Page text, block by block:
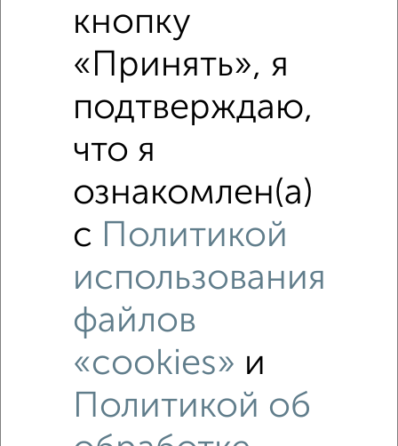
3 150 000₽
5 340 000
Это предложение
Средняя цена по городу
2‑комнатные квартиры недалеко от Октябрьская 58
кнопку
«Принять», я
подтверждаю,
что я
ознакомлен(а)
с Политикой
использования
файлов
«cookies» и
Политикой об